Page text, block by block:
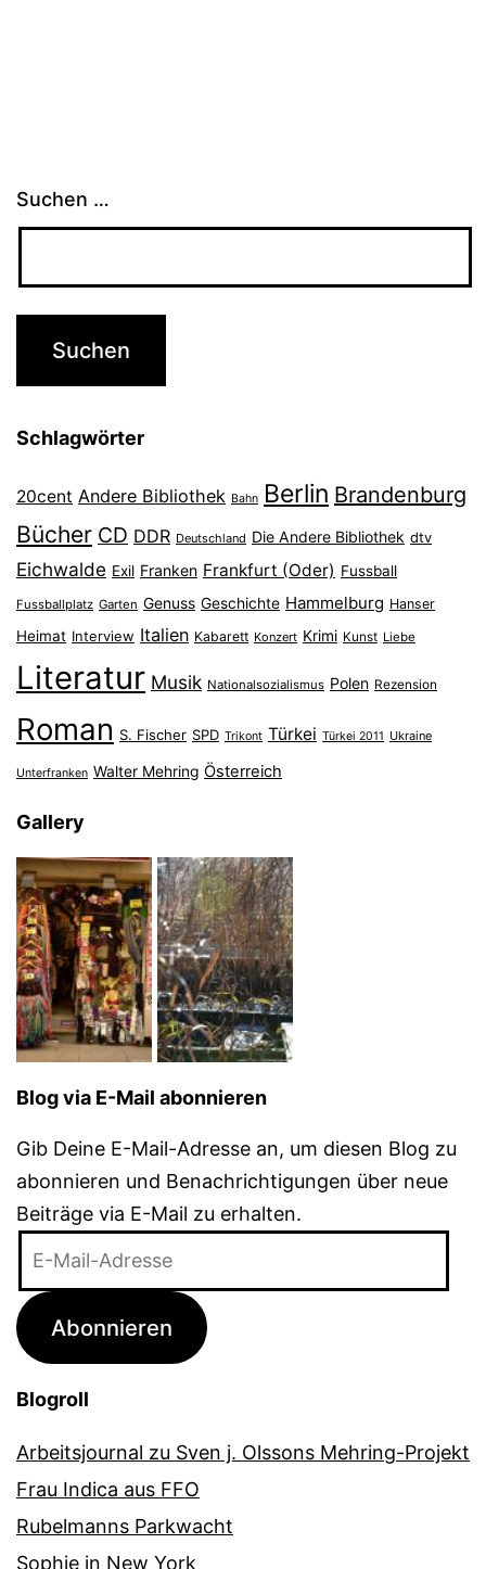
Suchen …
Schlagwörter
20cent Andere Bibliothek Bahn Berlin Brandenburg
Bücher CD DDR Deutschland Die Andere Bibliothek dtv
Eichwalde Exil Franken Frankfurt (Oder) Fussball
Fussballplatz Garten Genuss Geschichte Hammelburg Hanser
Heimat Interview Italien Kabarett Konzert Krimi Kunst Liebe
Literatur Musik Nationalsozialismus Polen Rezension
Roman S. Fischer SPD Trikont Türkei Türkei 2011 Ukraine
Unterfranken Walter Mehring Österreich
Gallery
Blog via E-Mail abonnieren
Gib Deine E-Mail-Adresse an, um diesen Blog zu
abonnieren und Benachrichtigungen über neue
Beiträge via E-Mail zu erhalten.
Adresse
Abonnieren
Blogroll
Arbeitsjournal zu Sven j. Olssons Mehring-Projekt
Frau Indica aus FFO
Rubelmanns Parkwacht
Sophie in New York